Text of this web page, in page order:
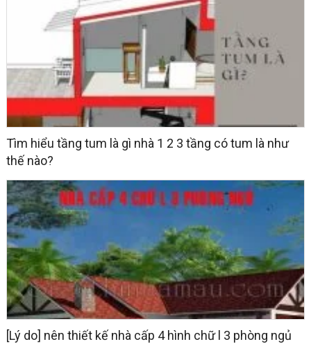
Tìm hiểu tầng tum là gì nhà 1 2 3 tầng có tum là như
thế nào?
[Lý do] nên thiết kế nhà cấp 4 hình chữ l 3 phòng ngủ